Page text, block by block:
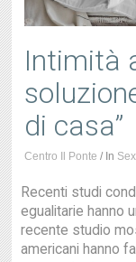
Intimità
di casa”
Centro Il Ponte / In
Recenti studi
egualitarie hanno
recente studio
americani hanno